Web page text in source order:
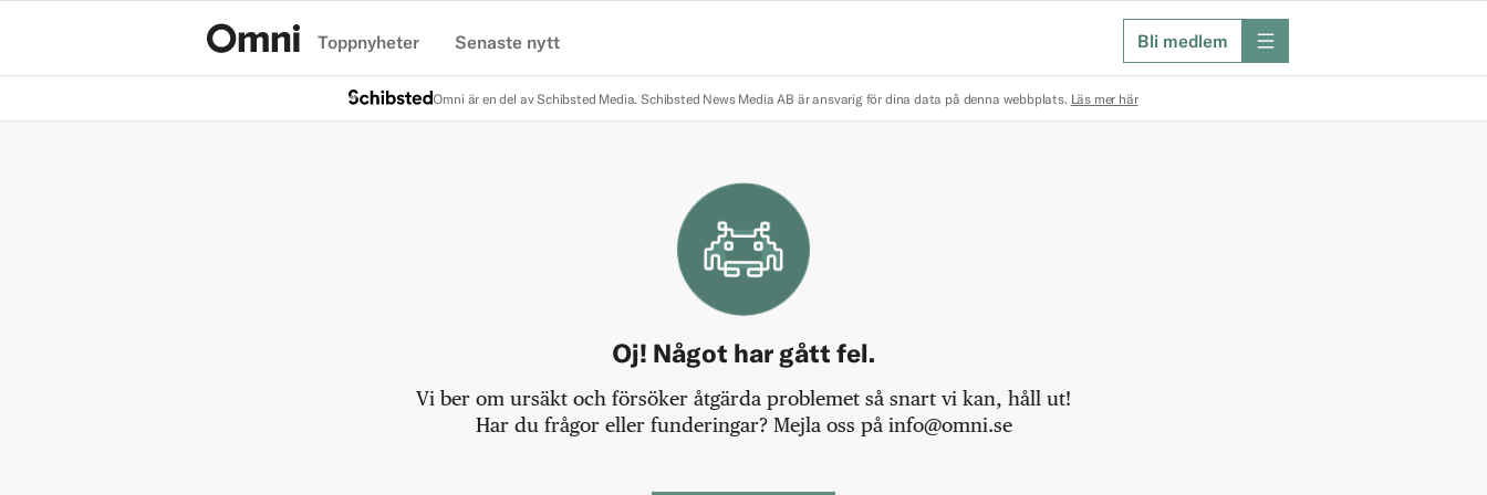
Toppnyheter Senaste nytt Bli medlem meny
Omni är en del av Schibsted Media. Schibsted News Media AB är ansvarig för dina data på denna webbplats. Läs mer här
Oj! Något har gått fel.
Vi ber om ursäkt och försöker åtgärda problemet så snart vi kan, håll ut!
Har du frågor eller funderingar? Mejla oss på info@omni.se